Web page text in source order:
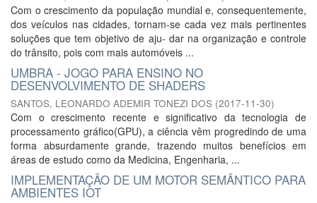
Com o crescimento da população mundial e, consequentemente,
dos veículos nas cidades, tornam-se cada vez mais pertinentes
soluções que tem objetivo de aju- dar na organização e controle
do trânsito, pois com mais automóveis ...
UMBRA - JOGO PARA ENSINO NO
DESENVOLVIMENTO DE SHADERS
SANTOS, LEONARDO ADEMIR TONEZI DOS (2017-11-30)
Com o crescimento recente e significativo da tecnologia de
processamento gráfico(GPU), a ciência vêm progredindo de uma
forma absurdamente grande, trazendo muitos benefícios em
áreas de estudo como da Medicina, Engenharia, ...
IMPLEMENTAÇÃO DE UM MOTOR SEMÂNTICO PARA
AMBIENTES IOT